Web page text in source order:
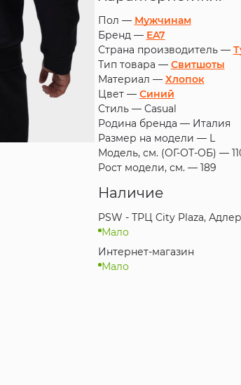
Пол — Мужчинам
Бренд — EA7
Страна производитель —
Тип товара — Свитшоты
Материал — Хлопок
Цвет — Синий
Стиль — Casual
Родина бренда — Италия
Размер на модели — L
Модель, см. (ОГ-ОТ-ОБ) —
Рост модели, см. — 189
Наличие
PSW - ТРЦ City Plaza,
Мало
Интернет-магазин
Мало